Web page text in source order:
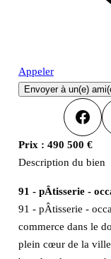
Appeler
Envoyer à un(e)
Prix : 490 500 €
Description du bien
91 - pÂtisserie -
91 - pÂtisserie -
commerce dans le
plein cœur de la